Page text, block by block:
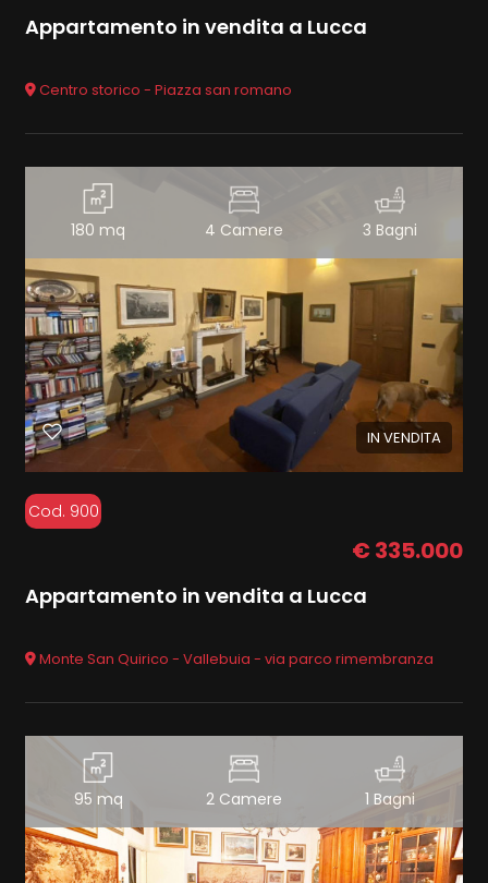
Appartamento in vendita a Lucca
Centro storico - Piazza san romano
180 mq 4 Camere 3 Bagni
IN VENDITA
Cod. 900
€ 335.000
Appartamento in vendita a Lucca
Monte San Quirico - Vallebuia - via parco rimembranza
95 mq 2 Camere 1 Bagni